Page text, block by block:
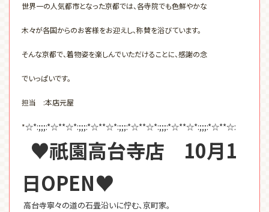
世界一の人気都市となった京都では、各寺院でも色鮮やかな
木々が各国からのお客様をお迎えし、称賛を浴びています。
そんな京都で、着物姿を楽しんでいただけることに、感謝の念
でいっぱいです。
担当 :本店元屋
*☆*:;;;:*☆**☆*:;;;:*☆**☆*:;;;:*☆**☆*:;;;:*☆**☆*:;;;:*☆**☆:
♥祇園高台寺店 10月1
日OPEN♥
高台寺寧々の道の石畳沿いに佇む、京町家。